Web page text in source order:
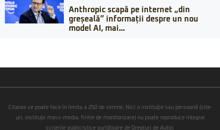
Anthropic scapă pe internet „din
greșeală” informații despre un nou
model AI, mai...
Citarea se poate face în limita a 250 de semne. Nici o instituţie sau persoană (site-
uri, instituţii mass-media, firme de monitorizare) nu poate reproduce integral
scrierile publicistice purtătoare de Drepturi de Autor.